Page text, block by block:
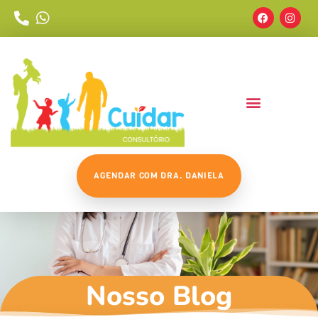
AGENDAR COM DRA. DANIELA
Nosso Blog